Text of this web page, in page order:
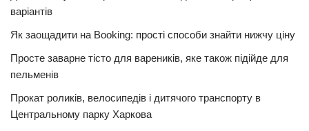
варіантів
Як заощадити на Booking: прості способи знайти нижчу ціну
Просте заварне тісто для вареників, яке також підійде для
пельменів
Прокат роликів, велосипедів і дитячого транспорту в
Центральному парку Харкова